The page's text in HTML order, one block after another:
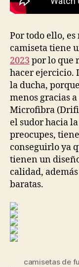
Por todo ello,
camiseta tiene
2023 por lo que
hacer ejercicio.
la ducha,
menos gracias
Microfibra
el sudor hacia
preocupes,
conseguirlo ya
tienen un
calidad,
baratas.
camisetas de